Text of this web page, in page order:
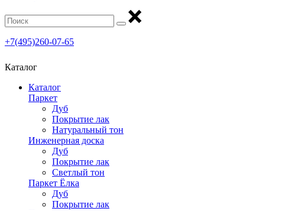
+7(495)260-07-65
Каталог
Каталог
Паркет
Дуб
Покрытие лак
Натуральный тон
Инженерная доска
Дуб
Покрытие лак
Светлый тон
Паркет Ёлка
Дуб
Покрытие лак